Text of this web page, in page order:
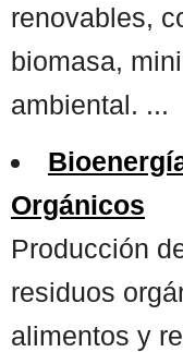
renovables,
biomasa,
ambiental. ...
Orgánicos
Producción
residuos
alimentos y